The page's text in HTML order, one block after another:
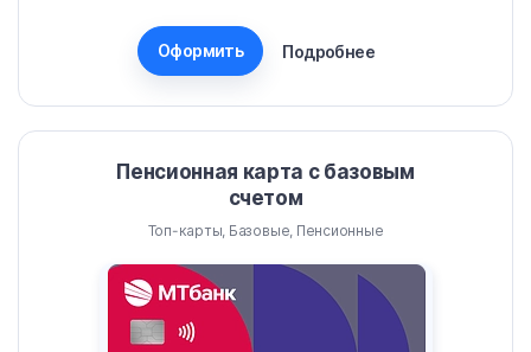
Оформить Подробнее
Пенсионная карта с базовым
счетом
Топ-карты, Базовые, Пенсионные